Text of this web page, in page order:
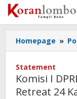
Lewati
ke
konten
Homepage »
Statement
Komisi I
Retreat 24